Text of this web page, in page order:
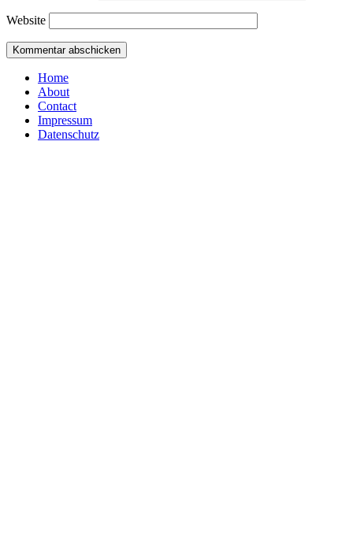
Website
Home
About
Contact
Impressum
Datenschutz